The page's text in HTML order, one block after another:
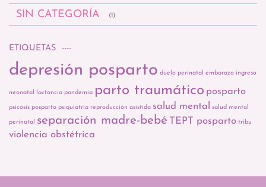
SIN CATEGORÍA (1)
ETIQUETAS
depresión posparto duelo perinatal embarazo ingreso
neonatal lactancia pandemia parto traumático posparto
psicosis posparto psiquiatría reproducción asistida salud mental salud mental
perinatal separación madre-bebé TEPT posparto tribu
violencia obstétrica